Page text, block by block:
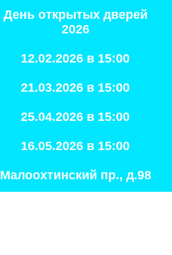
День открытых дверей
2026
12.02.2026 в 15:00
21.03.2026 в 15:00
25.04.2026 в 15:00
16.05.2026 в 15:00
Малоохтинский пр., д.98